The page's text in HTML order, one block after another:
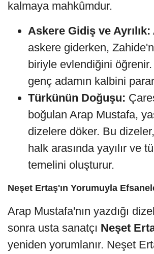
kalmaya mahkûmdur.
Askere Gidiş ve Ayrılık:
askere giderken,
biriyle evlendiğini
genç adamın kalbini
Türkünün Doğuşu:
boğulan Arap Mustafa,
dizelere döker. Bu
halk arasında yayılır ve
temelini oluşturur.
Neşet Ertaş'ın Yorumuyla
Arap Mustafa'nın yazdığı
sonra usta sanatçı Neşet
yeniden yorumlanır. Neşet